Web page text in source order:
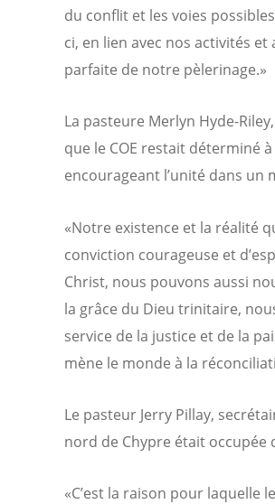
du conflit et les voies
ci, en lien avec nos activités
parfaite de notre pèlerinage.»
La pasteure Merlyn Hyde-
que le COE restait déterminé
encourageant l’unité dans un
«Notre existence et la réalité
conviction courageuse et
Christ, nous pouvons aussi
la grâce du Dieu trinitaire,
service de la justice et de la
mène le monde à la
Le pasteur Jerry Pillay,
nord de Chypre était occupée
«C’est la raison pour laquelle